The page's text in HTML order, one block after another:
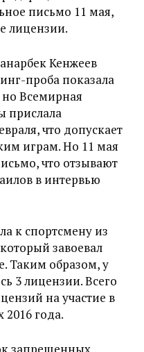
письмо 11 мая,
лицензии.
Кенжеев
проба показала
но Всемирная
прислала
что допускает
играм. Но 11 мая
что отзывают
в интервью
к спортсмену из
завоевал
Таким образом, у
3 лицензии. Всего
на участие в
года.